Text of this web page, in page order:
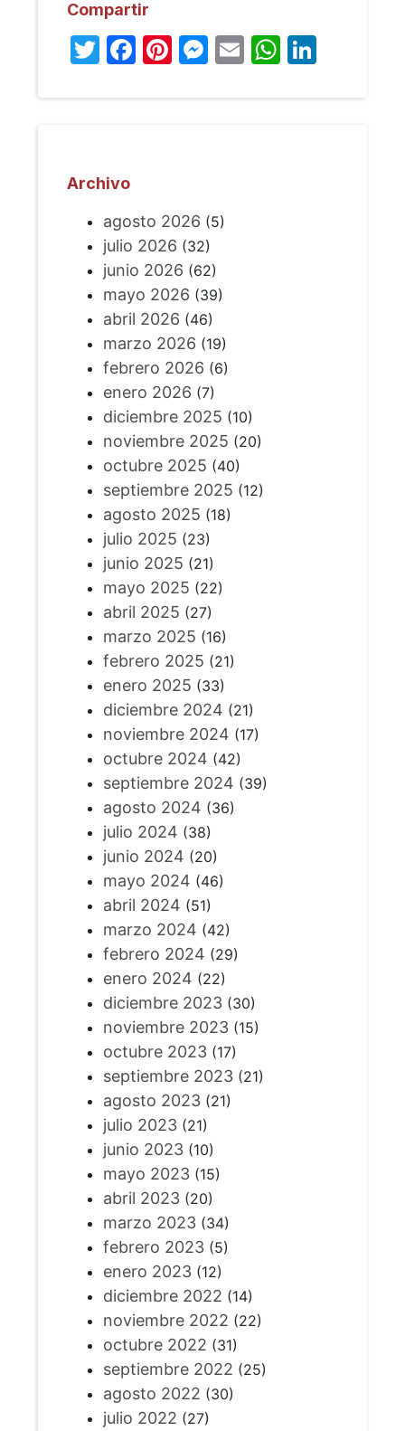
Compartir
Twitter
Facebook
Pinterest
Messenger
Email
Archivo
agosto 2026 (5)
julio 2026 (32)
junio 2026 (62)
mayo 2026 (39)
abril 2026 (46)
marzo 2026 (19)
febrero 2026 (6)
enero 2026 (7)
diciembre 2025 (10)
noviembre 2025 (20)
octubre 2025 (40)
septiembre 2025 (12)
agosto 2025 (18)
julio 2025 (23)
junio 2025 (21)
mayo 2025 (22)
abril 2025 (27)
marzo 2025 (16)
febrero 2025 (21)
enero 2025 (33)
diciembre 2024 (21)
noviembre 2024 (17)
octubre 2024 (42)
septiembre 2024 (39)
agosto 2024 (36)
julio 2024 (38)
junio 2024 (20)
mayo 2024 (46)
abril 2024 (51)
marzo 2024 (42)
febrero 2024 (29)
enero 2024 (22)
diciembre 2023(30)
noviembre 2023(15)
octubre 2023(17)
septiembre 2023(21)
agosto 2023(21)
julio 2023(21)
junio 2023(10)
mayo 2023(15)
abril 2023(20)
marzo 2023(34)
febrero 2023(5)
enero 2023(12)
diciembre 2022 (14)
noviembre 2022 (22)
octubre 2022 (31)
septiembre 2022 (25)
agosto 2022 (30)
julio 2022 (27)